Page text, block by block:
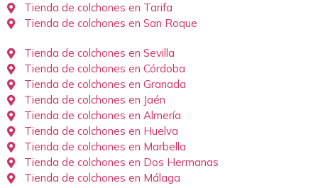
Tienda de colchones en Tarifa
Tienda de colchones en San Roque
Tienda de colchones en Sevilla
Tienda de colchones en Córdoba
Tienda de colchones en Granada
Tienda de colchones en Jaén
Tienda de colchones en Almería
Tienda de colchones en Huelva
Tienda de colchones en Marbella
Tienda de colchones en Dos Hermanas
Tienda de colchones en Málaga